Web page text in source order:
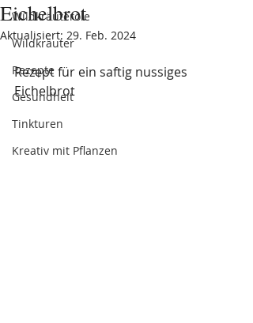
Wildkräuteröle
Wildkräuter
Rezepte
Gesundheit
Tinkturen
Kreativ mit Pflanzen
Eichelbrot
Aktualisiert: 29. Feb. 2024
Rezept für ein saftig nussiges
Eichelbrot